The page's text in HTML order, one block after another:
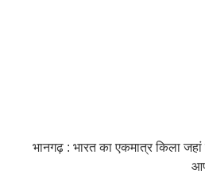
भानगढ़ : भारत का एकमात्र किला